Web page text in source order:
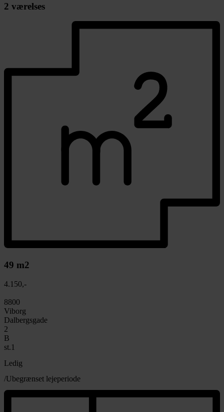
2 værelses
49 m2
4.150,-
8800
Viborg
Dalbergsgade
2
B
st.1
Ledig
/Ubegrænset lejeperiode